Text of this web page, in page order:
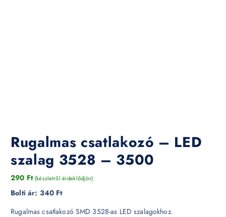
Rugalmas csatlakozó – LED
szalag 3528 – 3500
290 Ft (készletről érdeklődjön)
Bolti ár: 340 Ft
Rugalmas csatlakozó SMD 3528-as LED szalagokhoz.